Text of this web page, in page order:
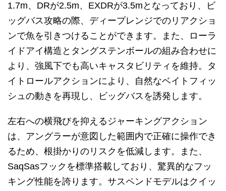
1.7m、DRが2.5m、EXDRが3.5mとなっており、ビ
ッグバス攻略の際、ディープレンジでのリアクショ
ンで魚を引きつけることができます。また、ローラ
イドアイ構造とタングステンボールの組み合わせに
より、強風下でも高いキャスタビリティを維持。タ
イトロールアクションにより、自然なベイトフィッ
シュの動きを再現し、ビッグバスを誘発します。
左右への横飛びを抑えるジャーキングアクション
は、アングラーが意図した範囲内で正確に操作でき
るため、根掛かりのリスクを低減します。また、
SaqSasフックを標準搭載しており、驚異的なフッ
キング性能を誇ります。サスペンドモデルはクイッ